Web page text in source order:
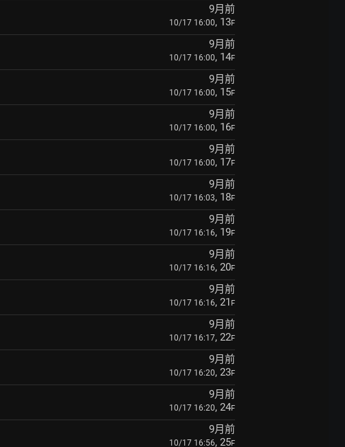
9月前
10/17 16:00, 13F
9月前
10/17 16:00, 14F
9月前
10/17 16:00, 15F
9月前
10/17 16:00, 16F
9月前
10/17 16:00, 17F
9月前
10/17 16:03, 18F
9月前
10/17 16:16, 19F
9月前
10/17 16:16, 20F
9月前
10/17 16:16, 21 F
9月前
10/17 16:17, 22F
9月前
10/17 16:20, 23F
9月前
10/17 16:20, 24F
9月前
10/17 16:56, 25F